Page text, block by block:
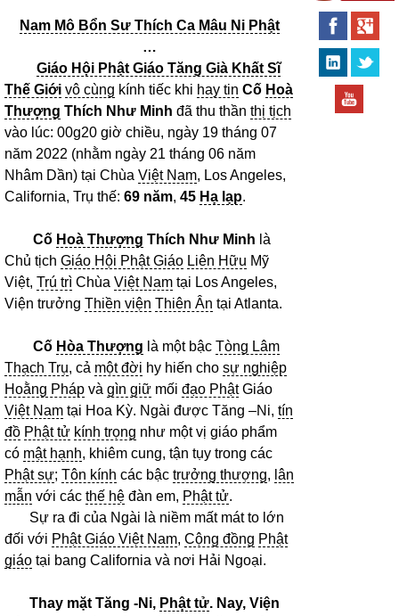
Nam Mô Bổn Sư Thích Ca Mâu Ni Phật
…
Giáo Hội Phật Giáo Tăng Già Khất Sĩ
Thế Giới vô cùng kính tiếc khi hay tin Cố Hoà
Thượng Thích Như Minh đã thu thần thị tịch
vào lúc: 00g20 giờ chiều, ngày 19 tháng 07
năm 2022 (nhằm ngày 21 tháng 06 năm
Nhâm Dần) tại Chùa Việt Nam, Los Angeles,
California, Trụ thế: 69 năm, 45 Hạ lạp.
Cố Hoà Thượng Thích Như Minh là
Chủ tịch Giáo Hội Phật Giáo Liên Hữu Mỹ
Việt, Trú trì Chùa Việt Nam tại Los Angeles,
Viện trưởng Thiền viện Thiên Ân tại Atlanta.
Cố Hòa Thượng là một bậc Tòng Lâm
Thạch Trụ, cả một đời hy hiến cho sự nghiệp
Hoằng Pháp và gìn giữ mối đạo PhậtGiáo
Việt Nam tại Hoa Kỳ. Ngài được Tăng –Ni, tín
đồ Phật tử kính trọng như một vị giáo phẩm
có mật hạnh, khiêm cung, tận tụy trong các
Phật sự; Tôn kính các bậc trưởng thượng, lân
mẫn với các thế hệ đàn em, Phật tử.
Sự ra đi của Ngài là niềm mất mát to lớn
đối với Phật Giáo Việt Nam, Cộng đồng Phật
giáo tại bang California và nơi Hải Ngoại.
Thay mặt Tăng -Ni, Phật tử. Nay, Viện